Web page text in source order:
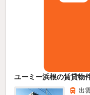
ユーミー浜根の賃貸物
出